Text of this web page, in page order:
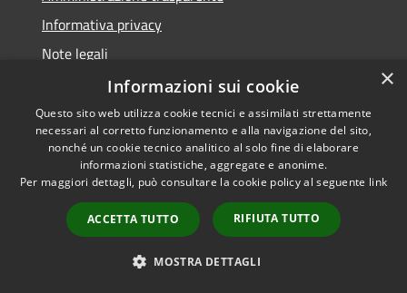
Informativa privacy
Note legali
Dichiarazione di accessibilità
RSS
Accessibilità
Copyright © 2026 • Comune di
Municipium•
Accesso
redazione
×
Informazioni sui cookie
Questo sito web utilizza cookie tecnici e assimilati strettamente
necessari al corretto funzionamento e alla navigazione del sito,
nonché un cookie tecnico analitico al solo fine di elaborare
informazioni statistiche, aggregate e anonime.
Per maggiori dettagli, può consultare la cookie policy al seguente link
ACCETTA TUTTO RIFIUTA TUTTO
MOSTRA DETTAGLI